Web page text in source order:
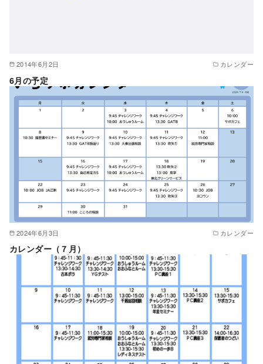
2014年6月2日 カレンダー
6月の予定
2024年6月3日 カレンダー
カレンダー（７月）